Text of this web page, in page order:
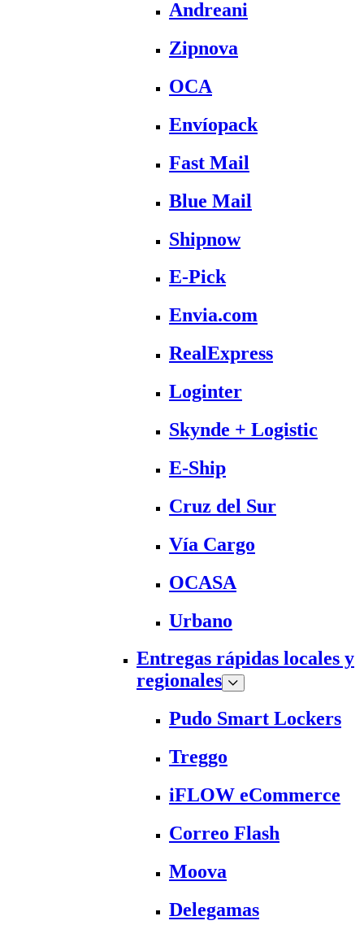
Andreani
Zipnova
OCA
Envíopack
Fast Mail
Blue Mail
Shipnow
E-Pick
Envia.com
RealExpress
Loginter
Skynde + Logistic
E-Ship
Cruz del Sur
Vía Cargo
OCASA
Urbano
Entregas rápidas locales y
regionales
Pudo Smart Lockers
Treggo
iFLOW eCommerce
Correo Flash
Moova
Delegamas